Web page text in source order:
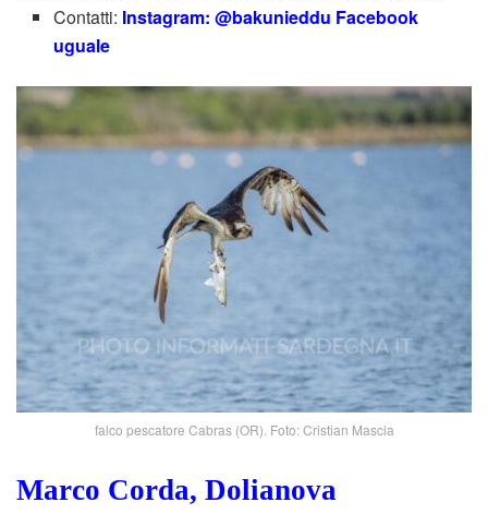
Contatti: Instagram: @bakunieddu Facebook
uguale
falco pescatore Cabras (OR). Foto: Cristian Mascia
Marco Corda, Dolianova